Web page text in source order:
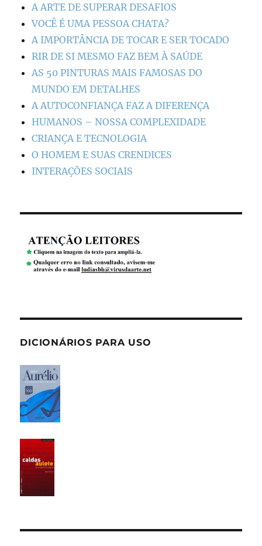
A ARTE DE SUPERAR DESAFIOS
VOCÊ É UMA PESSOA CHATA?
A IMPORTÂNCIA DE TOCAR E SER TOCADO
RIR DE SI MESMO FAZ BEM À SAÚDE
AS 50 PINTURAS MAIS FAMOSAS DO
MUNDO EM DETALHES
A AUTOCONFIANÇA FAZ A DIFERENÇA
HUMANOS – NOSSA COMPLEXIDADE
CRIANÇA E TECNOLOGIA
O HOMEM E SUAS CRENDICES
INTERAÇÕES SOCIAIS
DICIONÁRIOS PARA USO